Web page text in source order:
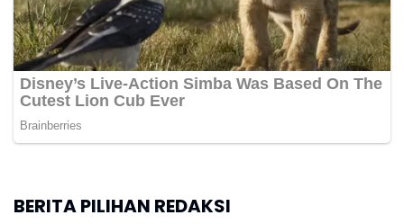
BERITA PILIHAN REDAKSI